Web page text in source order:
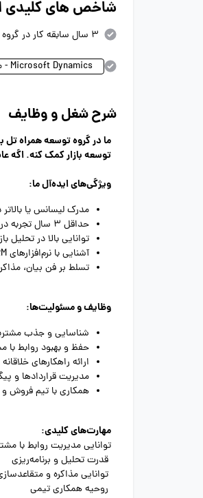
شاخص های کلیدی از
3 سال سابقه کار در گروه شغلی مشابه
Microsoft Dynamics - متوسط
شرح شغل و وظایف
توسعه بازار کمک کنه. اگه
ویژگی‌های ایده‌آل ما:
مدرک لیسانس یا بالاتر
حداقل 3 سال تجربه در مدیریت روابط با مشتریان کلیدی (B2B)
توانایی بالا در تحلیل
آشنایی با نرم‌افزارهای CRM (مثل Salesforce و Dynamics)
تسلط بر فن بیان،
وظایف و مسئولیت‌ها:
شناسایی و جذب
حفظ و بهبود روابط با
ارائه راهکارهای
مدیریت قراردادها و
همکاری با تیم فروش و
مهارت‌های کلیدی:
توانایی مدیریت روابط با
قدرت تحلیل و برنامه‌ریزی
توانایی مذاکره و
روحیه همکاری تیمی